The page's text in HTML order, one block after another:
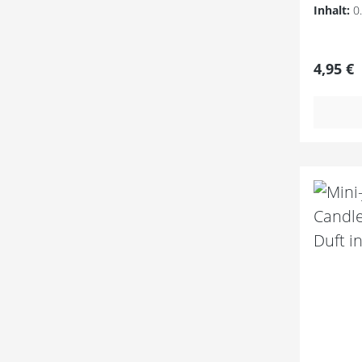
auf die
Inhalt:
4,95 €